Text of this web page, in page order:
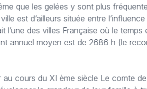
que les gelées y sont plus
est d’ailleurs située entre
des villes Française où le
annuel moyen est de 2686 h (le
cours du XI ème siècle Le comte